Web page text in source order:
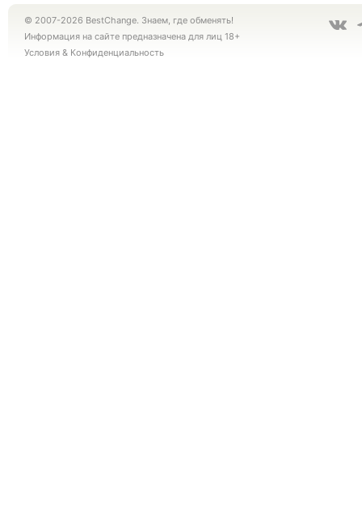
© 2007-2026 BestChange. Знаем, где обменять!
Информация на сайте предназначена для лиц 18+
Условия & Конфиденциальность